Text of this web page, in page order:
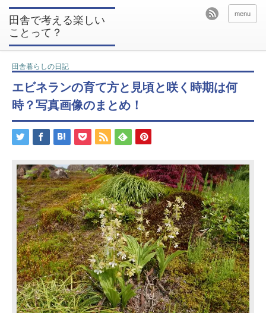
田舎で考える楽しい
ことって？
menu
田舎暮らしの日記
エビネランの育て方と見頃と咲く時期は何
時？写真画像のまとめ！